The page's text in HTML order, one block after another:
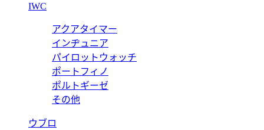
IWC
アクアタイマー
インヂュニア
パイロットウォッチ
ポートフィノ
ポルトギーゼ
その他
ウブロ